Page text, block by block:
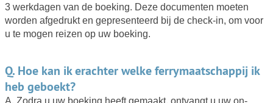
3 werkdagen van de boeking. Deze documenten moeten
worden afgedrukt en gepresenteerd bij de check-in, om voor
u te mogen reizen op uw boeking.
Q. Hoe kan ik erachter welke ferrymaatschappij ik
heb geboekt?